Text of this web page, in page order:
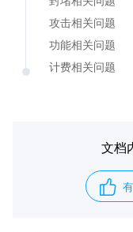
攻击相关问题
功能相关问题
计费相关问题
文档